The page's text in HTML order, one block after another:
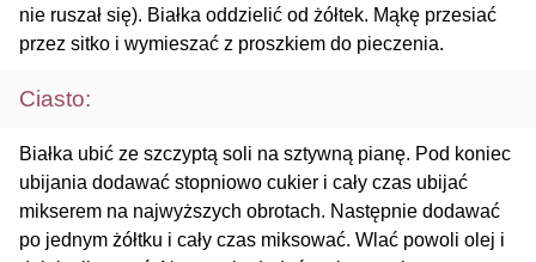
nie ruszał się). Białka oddzielić od żółtek. Mąkę przesiać
przez sitko i wymieszać z proszkiem do pieczenia.
Ciasto:
Białka ubić ze szczyptą soli na sztywną pianę. Pod koniec
ubijania dodawać stopniowo cukier i cały czas ubijać
mikserem na najwyższych obrotach. Następnie dodawać
po jednym żółtku i cały czas miksować. Wlać powoli olej i